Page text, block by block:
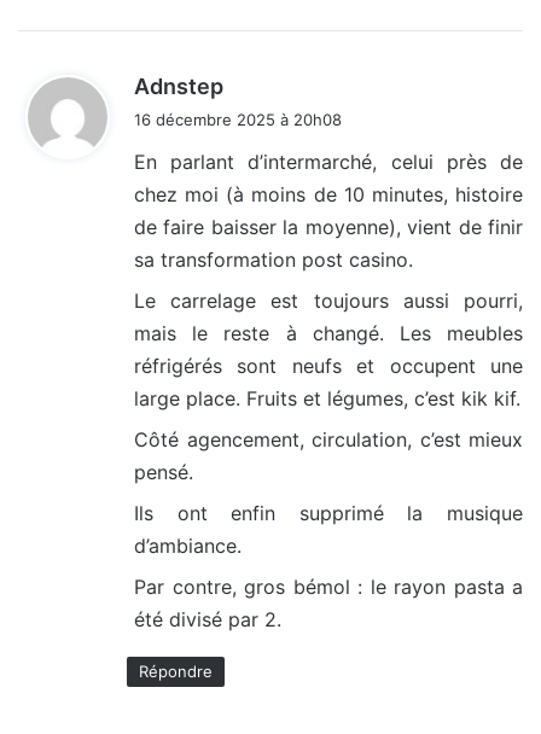
Adnstep
:
16 décembre 2025 à 20h08
En parlant d’intermarché, celui près de
chez moi (à moins de 10 minutes, histoire
de faire baisser la moyenne), vient de finir
sa transformation post casino.
Le carrelage est toujours aussi pourri,
mais le reste à changé. Les meubles
réfrigérés sont neufs et occupent une
large place. Fruits et légumes, c’est kik kif.
Côté agencement, circulation, c’est mieux
pensé.
Ils ont enfin supprimé la musique
d’ambiance.
Par contre, gros bémol : le rayon pasta a
été divisé par 2.
Répondre